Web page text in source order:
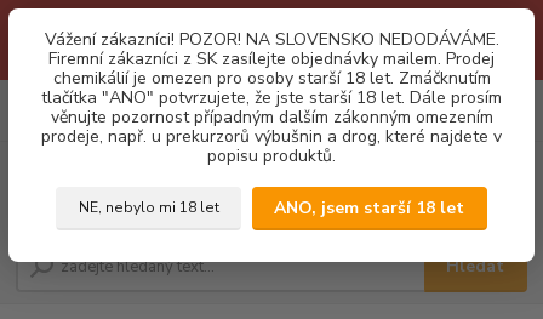
je neustálé porušování obchodních podmínek. Firemní zájemci o naše
produkty z SK zasílejte objednávky mailovou cestou. Děkujeme!
Vážení zákazníci! POZOR! NA SLOVENSKO NEDODÁVÁME.
Firemní zákazníci z SK zasílejte objednávky mailem. Prodej
chemikálií je omezen pro osoby starší 18 let. Zmáčknutím
tlačítka "ANO" potvrzujete, že jste starší 18 let. Dále prosím
věnujte pozornost případným dalším zákonným omezením
prodeje, např. u prekurzorů výbušnin a drog, které najdete v
popisu produktů.
NE, nebylo mi 18 let ANO, jsem starší 18 let
Menu
CZK
Hledat
0
za0,00 Kč